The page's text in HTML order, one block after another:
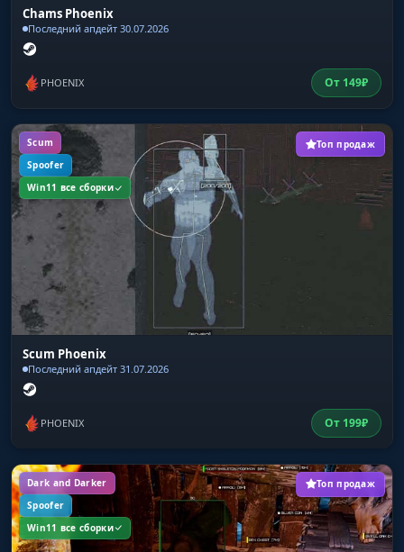
Chams Phoenix
Последний апдейт 30.07.2026
PHOENIX От 149₽
Scum
Spoofer
Win11 все сборки
Топ продаж
Scum Phoenix
Последний апдейт 31.07.2026
PHOENIX От 199₽
Dark and Darker
Spoofer
Win11 все сборки
Топ продаж